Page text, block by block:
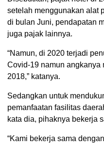
setelah menggunakan alat
di bulan Juni, pendapatan
juga pajak lainnya.
“Namun, di 2020 terjadi
Covid-19 namun angkanya
2018,” katanya.
Sedangkan untuk
pemanfaatan fasilitas
kata dia, pihaknya bekerja
“Kami bekerja sama